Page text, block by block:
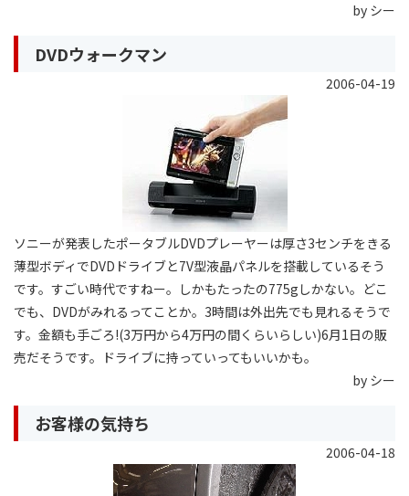
by シー
DVDウォークマン
2006-04-19
ソニーが発表したポータブルDVDプレーヤーは厚さ3センチをきる
薄型ボディでDVDドライブと7V型液晶パネルを搭載しているそう
です。すごい時代ですねー。しかもたったの775gしかない。どこ
でも、DVDがみれるってことか。3時間は外出先でも見れるそうで
す。金額も手ごろ!(3万円から4万円の間くらいらしい)6月1日の販
売だそうです。ドライブに持っていってもいいかも。
by シー
お客様の気持ち
2006-04-18